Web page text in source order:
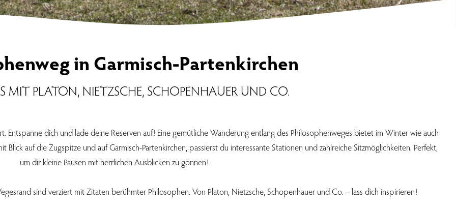
in Garmisch-Partenkirchen
MIT PLATON, NIETZSCHE, SCHOPENHAUER UND CO.
dich und lade deine Reserven auf! Eine gemütliche Wanderung entlang des Philosophenweges bietet im Winter wie auch
auf die Zugspitze und auf Garmisch-Partenkirchen, passierst du interessante Stationen und zahlreiche Sitzmöglichkeiten. Perfekt,
um dir kleine Pausen mit herrlichen Ausblicken zu gönnen!
sind verziert mit Zitaten berühmter Philosophen. Von Platon, Nietzsche, Schopenhauer und Co. – lass dich inspirieren!